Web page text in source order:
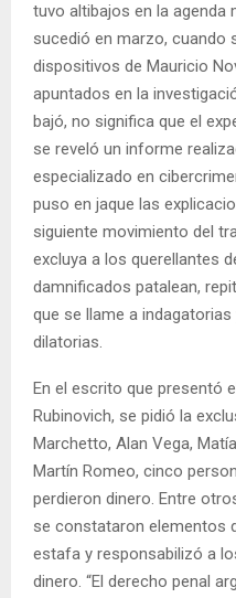
tuvo altibajos en la agenda
sucedió en marzo, cuando
dispositivos de Mauricio
apuntados en la
bajó, no significa que el
se reveló un informe
especializado en
puso en jaque las
siguiente movimiento del
excluya a los querellantes
damnificados patalean,
que se llame a
dilatorias.
En el escrito que presentó
Rubinovich, se pidió la
Marchetto, Alan Vega,
Martín Romeo, cinco
perdieron dinero. Entre
se constataron elementos
estafa y responsabilizó a
dinero. “El derecho penal